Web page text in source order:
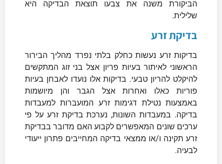
הביקורת משנה את צבעו תוצאת הבדיקה היא
שלילית.
בדיקת זרע
בדיקות זרע נעשות כחלק בלתי נפרד מהליך הבירור
הראשוני לאיתור בעיות פריון אצל בני זוג המתקשים
להיקלט להריון טבעי. בדיקות אלו נועדו לאבחן בעיות
פוריות כאלו ואחרות אצל הגבר והן מיושמות
באמצעות נטילת דגימות זרע המועברות למעבדות
בדיקה. במעבדות השונות, נערכת בדיקת זרע על פי
ערכים שונים המאפשרים לקבוע האם מדובר בבדיקת
זרע תקינה ו/או ממצאי בדיקה המחייבים פתרון ייעודי
לבעיה.